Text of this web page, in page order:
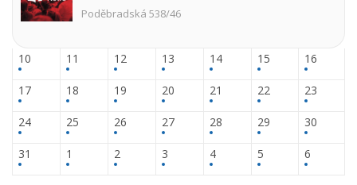
Poděbradská 538/46
10 11 12 13 14 15 16
17 18 19 20 21 22 23
24 25 26 27 28 29 30
31 1 2 3 4 5 6